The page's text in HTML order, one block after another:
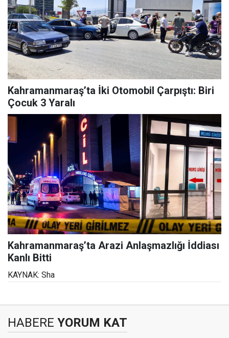
Kahramanmaraş’ta İki Otomobil Çarpıştı: Biri
Çocuk 3 Yaralı
Kahramanmaraş’ta Arazi Anlaşmazlığı İddiası
Kanlı Bitti
KAYNAK: Sha
HABERE YORUM KAT